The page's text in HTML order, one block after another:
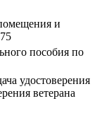
и
пособия по
удостоверения
ветерана